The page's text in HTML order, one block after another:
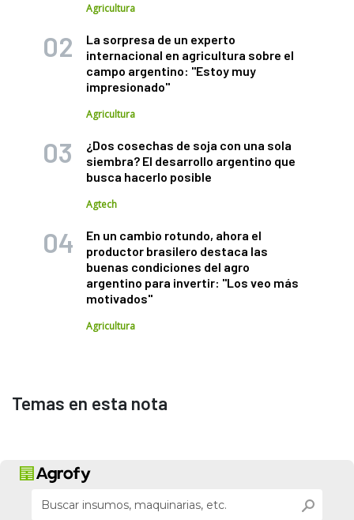
Agricultura
La sorpresa de un experto
internacional en agricultura sobre el
campo argentino: "Estoy muy
impresionado"
Agricultura
¿Dos cosechas de soja con una sola
siembra? El desarrollo argentino que
busca hacerlo posible
Agtech
En un cambio rotundo, ahora el
productor brasilero destaca las
buenas condiciones del agro
argentino para invertir: "Los veo más
motivados"
Agricultura
Temas en esta nota